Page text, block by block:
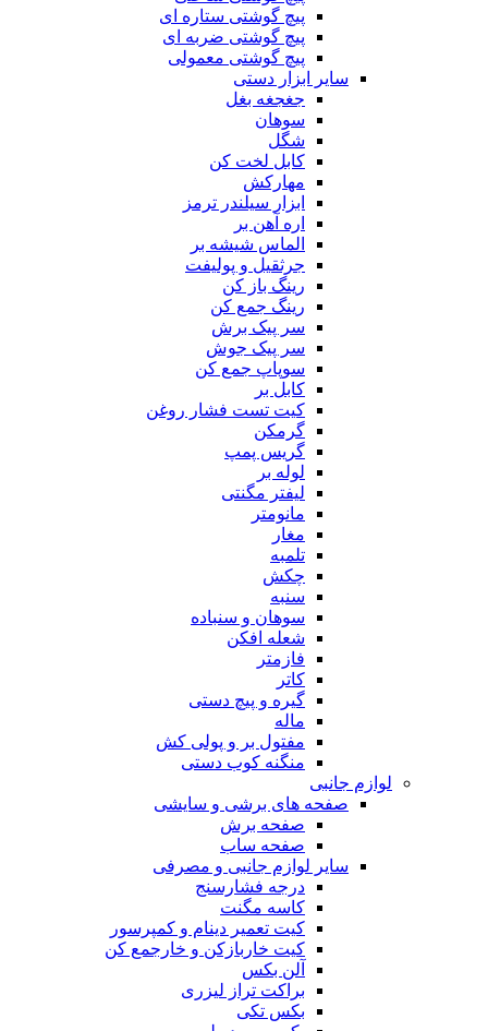
پیچ گوشتی ستاره ای
پیچ گوشتی ضربه ای
پیچ گوشتی معمولی
سایر ابزار دستی
جغجغه بغل
سوهان
شگل
کابل لخت کن
مهارکش
ابزار سیلندر ترمز
اره آهن بر
الماس شیشه بر
جرثقیل و پولیفت
رینگ باز کن
رینگ جمع کن
سر پیک برش
سر پیک جوش
سوپاپ جمع کن
کابل بر
کیت تست فشار روغن
گرمکن
گریس پمپ
لوله بر
لیفتر مگنتی
مانومتر
مغار
تلمبه
چکش
سنبه
سوهان و سنباده
شعله افکن
فازمتر
کاتر
گیره و پیچ دستی
ماله
مفتول بر و پولی کش
منگنه کوب دستی
لوازم جانبی
صفحه های برشی و سایشی
صفحه برش
صفحه ساب
سایر لوازم جانبی و مصرفی
درجه فشارسنج
کاسه مگنت
کیت تعمیر دینام و کمپرسور
کیت خاربازکن و خارجمع کن
آلن بکس
براکت تراز لیزری
بکس تکی